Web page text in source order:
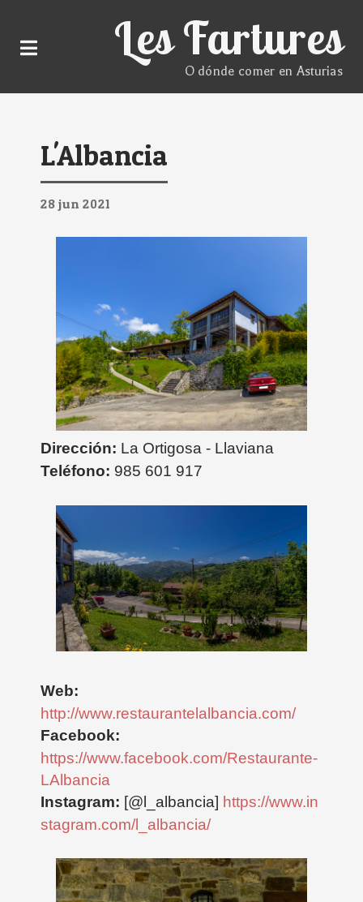
Les Fartures
O dónde comer en Asturias
L'Albancia
28 jun 2021
Dirección: La Ortigosa - Llaviana
Teléfono: 985 601 917
Web:
http://www.restaurantelalbancia.com/
Facebook:
https://www.facebook.com/Restaurante-
LAlbancia
Instagram: [@l_albancia] https://www.in
stagram.com/l_albancia/